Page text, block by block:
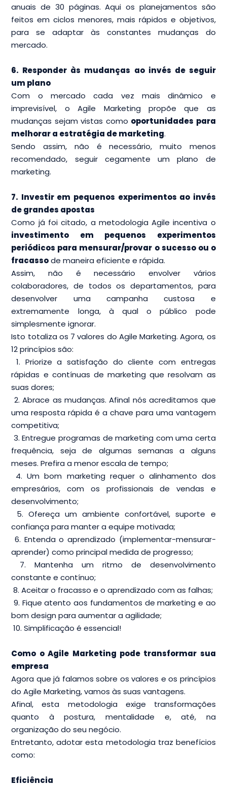
anuais de 30 páginas. Aqui os planejamentos são
feitos em ciclos menores, mais rápidos e objetivos,
para se adaptar às constantes mudanças do
mercado.
6. Responder às mudanças ao invés de seguir
um plano
Com o mercado cada vez mais dinâmico e
imprevisível, o Agile Marketing propõe que as
mudanças sejam vistas como oportunidades para
melhorar a estratégia de marketing.
Sendo assim, não é necessário, muito menos
recomendado, seguir cegamente um plano de
marketing.
7. Investir em pequenos experimentos ao invés
de grandes apostas
Como já foi citado, a metodologia Agile incentiva o
investimento em pequenos experimentos
periódicos para mensurar/provar o sucesso ou o
fracassode maneira eficiente e rápida.
Assim, não é necessário envolver vários
colaboradores, de todos os departamentos, para
desenvolver uma campanha custosa e
extremamente longa, à qual o público pode
simplesmente ignorar.
Isto totaliza os 7 valores do Agile Marketing. Agora, os
12 princípios são:
1. Priorize a satisfação do cliente com entregas
rápidas e contínuas de marketing que resolvam as
suas dores;
2. Abrace as mudanças. Afinal nós acreditamos que
uma resposta rápida é a chave para uma vantagem
competitiva;
3. Entregue programas de marketing com uma certa
frequência, seja de algumas semanas a alguns
meses. Prefira a menor escala de tempo;
4. Um bom marketing requer o alinhamento dos
empresários, com os profissionais de vendas e
desenvolvimento;
5. Ofereça um ambiente confortável, suporte e
confiança para manter a equipe motivada;
6. Entenda o aprendizado (implementar-mensurar-
aprender) como principal medida de progresso;
7. Mantenha um ritmo de desenvolvimento
constante e contínuo;
8. Aceitar o fracasso e o aprendizado com as falhas;
9. Fique atento aos fundamentos de marketing e ao
bom design para aumentar a agilidade;
10. Simplificação é essencial!
Como o Agile Marketing pode transformar sua
empresa
Agora que já falamos sobre os valores e os princípios
do Agile Marketing, vamos às suas vantagens.
Afinal, esta metodologia exige transformações
quanto à postura, mentalidade e, até, na
organização do seu negócio.
Entretanto, adotar esta metodologia traz benefícios
como:
Eficiência